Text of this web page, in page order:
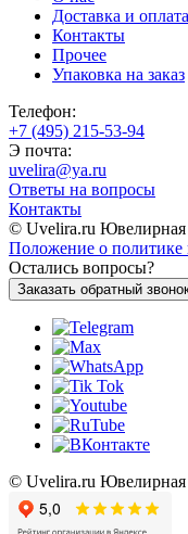
Доставка и оплата
Контакты
Прочее
Упаковка на заказ
Телефон:
+7 (495) 215-53-94
Э почта:
uvelira@ya.ru
Ответы на вопросы
Контакты
© Uvelira.ru Ювелирная
Положение о
Остались вопросы?
Заказать обратный
© Uvelira.ru Ювелирная